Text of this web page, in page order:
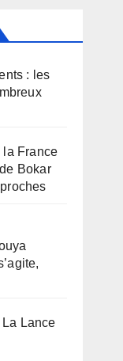
: les
la France
Bokar
Lance